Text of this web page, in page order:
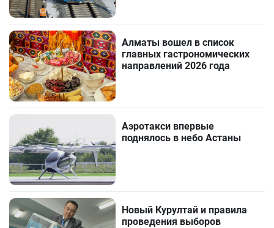
Алматы вошел в список
главных гастрономических
направлений 2026 года
Аэротакси впервые
поднялось в небо Астаны
Новый Курултай и правила
проведения выборов